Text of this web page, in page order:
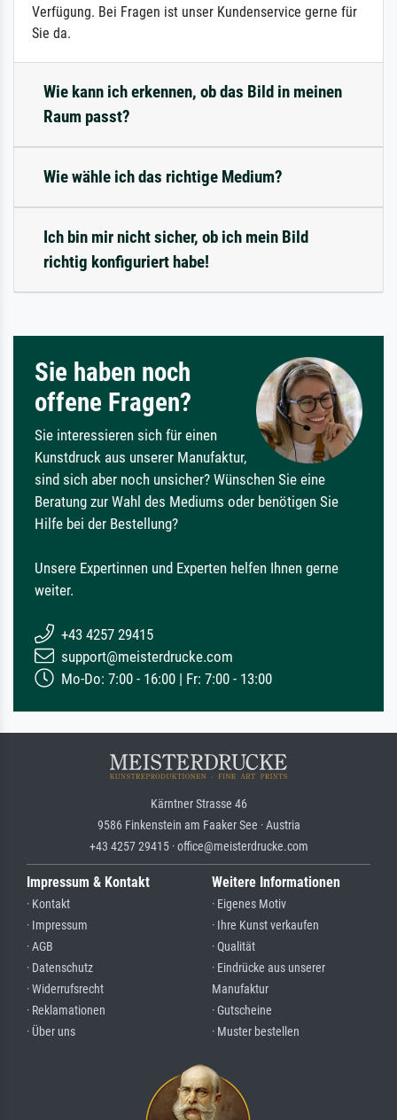
Verfügung. Bei Fragen ist unser Kundenservice gerne für
Sie da.
Wie kann ich erkennen, ob das Bild in meinen
Raum passt?
Wie wähle ich das richtige Medium?
Ich bin mir nicht sicher, ob ich mein Bild
richtig konfiguriert habe!
Sie haben noch
offene Fragen?
Sie interessieren sich für einen
Kunstdruck aus unserer Manufaktur,
sind sich aber noch unsicher? Wünschen Sie eine
Beratung zur Wahl des Mediums oder benötigen Sie
Hilfe bei der Bestellung?
Unsere Expertinnen und Experten helfen Ihnen gerne
weiter.
+43 4257 29415
support@meisterdrucke.com
Mo-Do: 7:00 - 16:00 | Fr: 7:00 - 13:00
Kärntner Strasse 46
9586 Finkenstein am Faaker See · Austria
+43 4257 29415 · office@meisterdrucke.com
Impressum & Kontakt
· Kontakt
· Impressum
· AGB
· Datenschutz
· Widerrufsrecht
· Reklamationen
· Über uns
Weitere Informationen
· Eigenes Motiv
· Ihre Kunst verkaufen
· Qualität
· Eindrücke aus unserer
Manufaktur
· Gutscheine
· Muster bestellen